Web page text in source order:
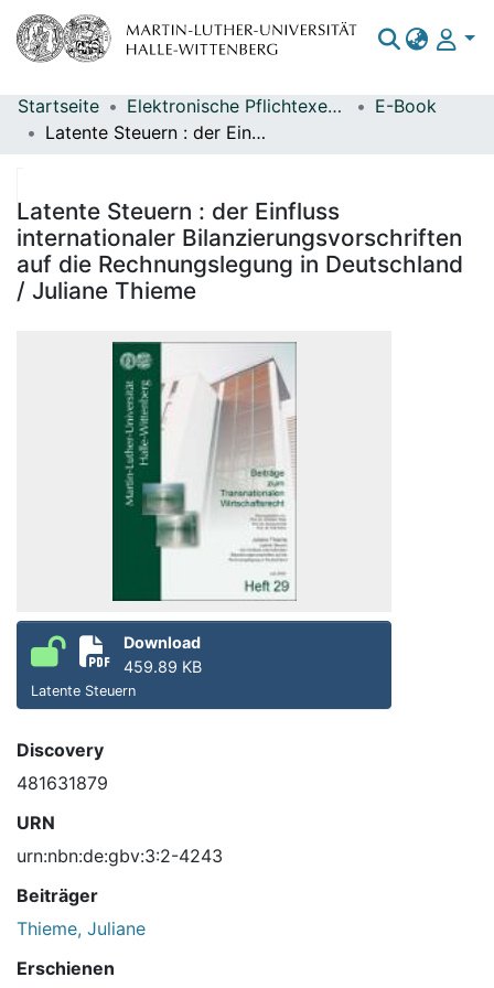
Bereiche & Sammlungen
Statistiken
Startseite Elektronische Pflichtexemplare
E-Book
Latente Steuern : der Einfluss internationaler Bilanzierungsvorschriften auf die Rechnungslegung in Deutschland / Juliane Thieme
Latente Steuern : der Einfluss
internationaler Bilanzierungsvorschriften
auf die Rechnungslegung in Deutschland
/ Juliane Thieme
Download
459.89 KB
Latente Steuern
Discovery
481631879
URN
urn:nbn:de:gbv:3:2-4243
Beiträger
Thieme, Juliane
Erschienen